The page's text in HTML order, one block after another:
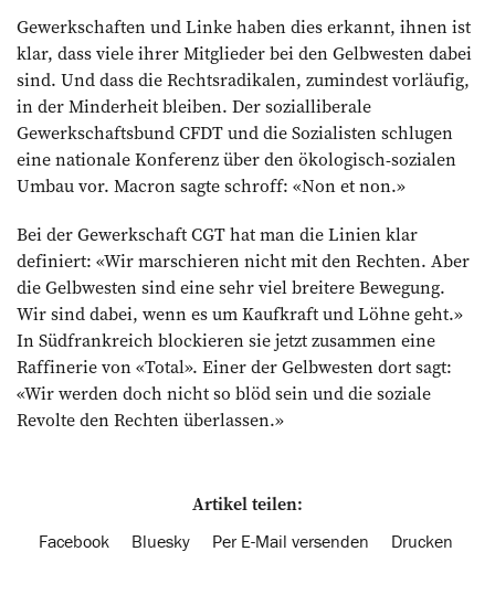
Gewerkschaften und Linke haben dies erkannt, ihnen ist
klar, dass viele ihrer Mitglieder bei den Gelbwesten dabei
sind. Und dass die Rechtsradikalen, zumindest vorläufig,
in der Minderheit bleiben. Der sozialliberale
Gewerkschaftsbund CFDT und die Sozialisten schlugen
eine nationale Konferenz über den ökologisch-sozialen
Umbau vor. ­Macron sagte schroff: «Non et non.»
Bei der Gewerkschaft CGT hat man die Linien klar
definiert: «Wir marschieren nicht mit den Rechten. Aber
die Gelbwesten sind eine sehr viel breitere Bewegung.
Wir sind dabei, wenn es um Kaufkraft und Löhne geht.»
In Südfrankreich blockieren sie jetzt zusammen eine
Raffinerie von «Total». Einer der Gelbwesten dort sagt:
«Wir werden doch nicht so blöd sein und die soziale
Revolte den Rechten überlassen.»
Artikel teilen:
Facebook Bluesky Per E-Mail versenden Drucken